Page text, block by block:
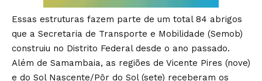
Essas estruturas fazem parte de um total 84 abrigos
que a Secretaria de Transporte e Mobilidade (Semob)
construiu no Distrito Federal desde o ano passado.
Além de Samambaia, as regiões de Vicente Pires (nove)
e do Sol Nascente/Pôr do Sol (sete) receberam os